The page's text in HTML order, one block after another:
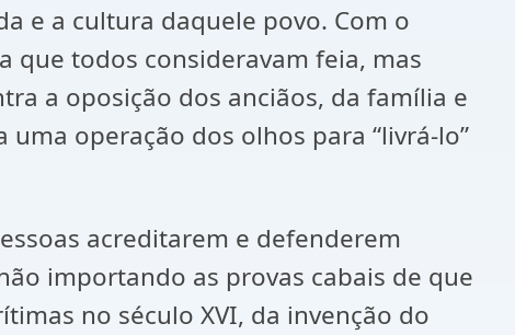
e a cultura daquele povo. Com o
que todos consideravam feia, mas
a oposição dos anciãos, da família e
operação dos olhos para “livrá-lo”
acreditarem e defenderem
importando as provas cabais de que
no século XVI, da invenção do